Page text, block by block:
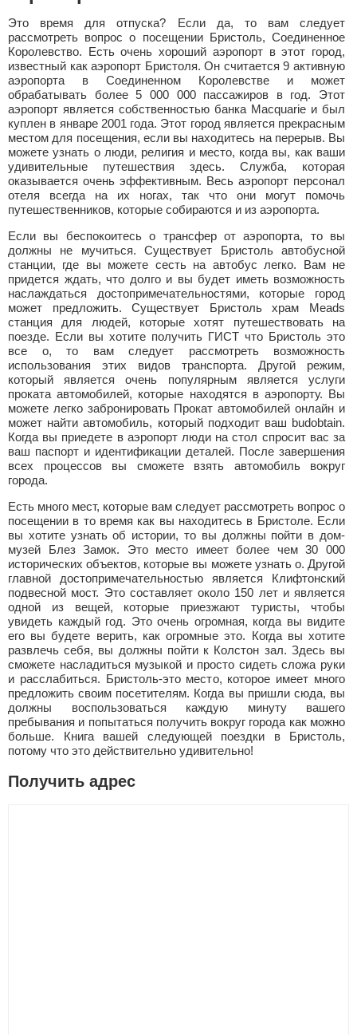
Это время для отпуска? Если да, то вам следует
рассмотреть вопрос о посещении Бристоль, Соединенное
Королевство. Есть очень хороший аэропорт в этот город,
известный как аэропорт Бристоля. Он считается 9 активную
аэропорта в Соединенном Королевстве и может
обрабатывать более 5 000 000 пассажиров в год. Этот
аэропорт является собственностью банка Macquarie и был
куплен в январе 2001 года. Этот город является прекрасным
местом для посещения, если вы находитесь на перерыв. Вы
можете узнать о люди, религия и место, когда вы, как ваши
удивительные путешествия здесь. Служба, которая
оказывается очень эффективным. Весь аэропорт персонал
отеля всегда на их ногах, так что они могут помочь
путешественников, которые собираются и из аэропорта.
Если вы беспокоитесь о трансфер от аэропорта, то вы
должны не мучиться. Существует Бристоль автобусной
станции, где вы можете сесть на автобус легко. Вам не
придется ждать, что долго и вы будет иметь возможность
наслаждаться достопримечательностями, которые город
может предложить. Существует Бристоль храм Meads
станция для людей, которые хотят путешествовать на
поезде. Если вы хотите получить ГИСТ что Бристоль это
все о, то вам следует рассмотреть возможность
использования этих видов транспорта. Другой режим,
который является очень популярным является услуги
проката автомобилей, которые находятся в аэропорту. Вы
можете легко забронировать Прокат автомобилей онлайн и
может найти автомобиль, который подходит ваш budobtain.
Когда вы приедете в аэропорт люди на стол спросит вас за
ваш паспорт и идентификации деталей. После завершения
всех процессов вы сможете взять автомобиль вокруг
города.
Есть много мест, которые вам следует рассмотреть вопрос о
посещении в то время как вы находитесь в Бристоле. Если
вы хотите узнать об истории, то вы должны пойти в дом-
музей Блез Замок. Это место имеет более чем 30 000
исторических объектов, которые вы можете узнать о. Другой
главной достопримечательностью является Клифтонский
подвесной мост. Это составляет около 150 лет и является
одной из вещей, которые приезжают туристы, чтобы
увидеть каждый год. Это очень огромная, когда вы видите
его вы будете верить, как огромные это. Когда вы хотите
развлечь себя, вы должны пойти к Колстон зал. Здесь вы
сможете насладиться музыкой и просто сидеть сложа руки
и расслабиться. Бристоль-это место, которое имеет много
предложить своим посетителям. Когда вы пришли сюда, вы
должны воспользоваться каждую минуту вашего
пребывания и попытаться получить вокруг города как можно
больше. Книга вашей следующей поездки в Бристоль,
потому что это действительно удивительно!
Получить адрес